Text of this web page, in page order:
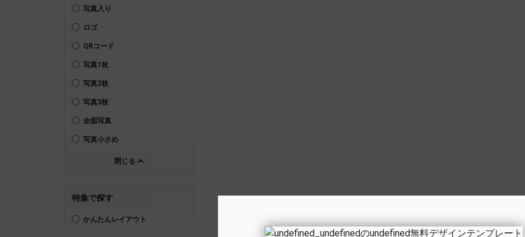
写真入り
ロゴ
QRコード
写真1枚
写真2枚
写真3枚
全面写真
写真小さめ
閉じる
特集で探す
かんたんレイアウト